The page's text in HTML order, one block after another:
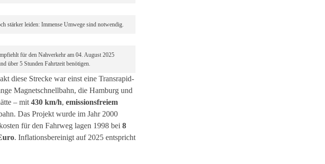
stärker leiden: Immense Umwege sind notwendig.
für den Nahverkehr am 04. August 2025
über 5 Stunden Fahrtzeit benötigen.
diese Strecke war einst eine Transrapid-
Magnetschnellbahn, die Hamburg und
– mit 430 km/h, emissionsfreiem
Das Projekt wurde im Jahr 2000
für den Fahrweg lagen 1998 bei 8
. Inflationsbereinigt auf 2025 entspricht